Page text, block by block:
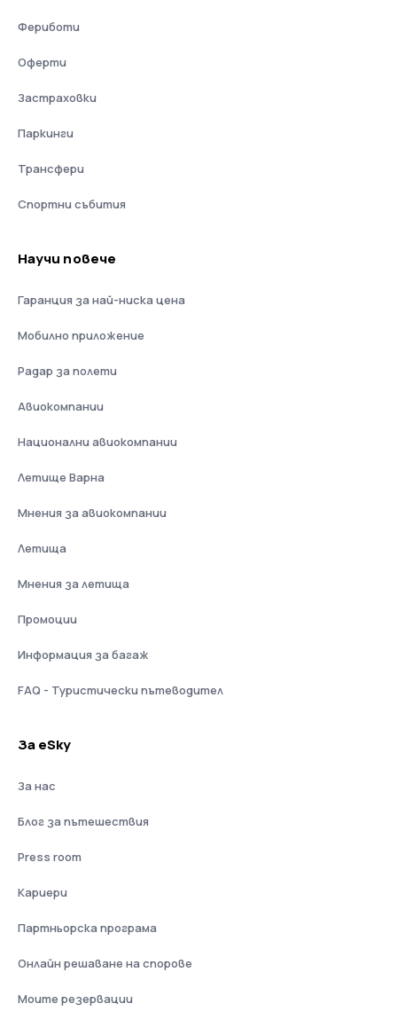
Фериботи
Оферти
Застраховки
Паркинги
Трансфери
Спортни събития
Научи повече
Гаранция за най-ниска цена
Мобилно приложение
Радар за полети
Авиокомпании
Национални авиокомпании
Летище Варна
Мнения за авиокомпании
Летища
Мнения за летища
Промоции
Информация за багаж
FAQ - Туристически пътеводител
За eSky
За нас
Блог за пътешествия
Press room
Кариери
Партньорска програма
Онлайн решаване на спорове
Моите резервации